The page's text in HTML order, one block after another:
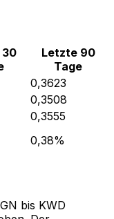
Letzte 90
Tage
0,3623
0,3508
0,3555
0,38%
bis KWD